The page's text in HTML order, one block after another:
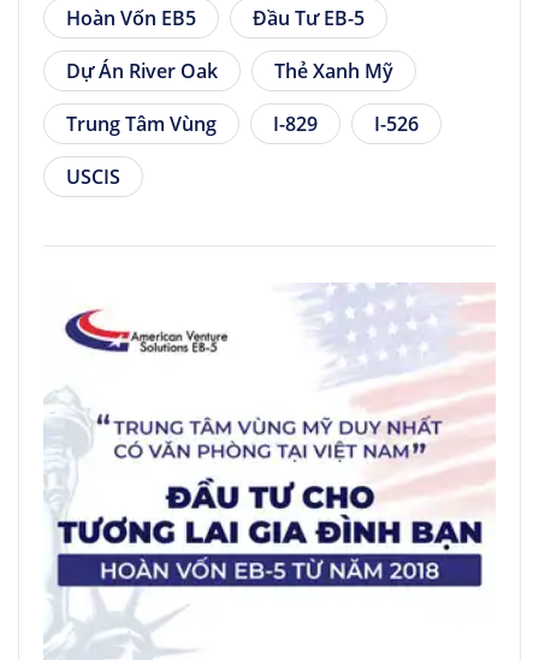
Hoàn Vốn EB5
Đầu Tư EB-5
Dự Án River Oak
Thẻ Xanh Mỹ
Trung Tâm Vùng
I-829
I-526
USCIS